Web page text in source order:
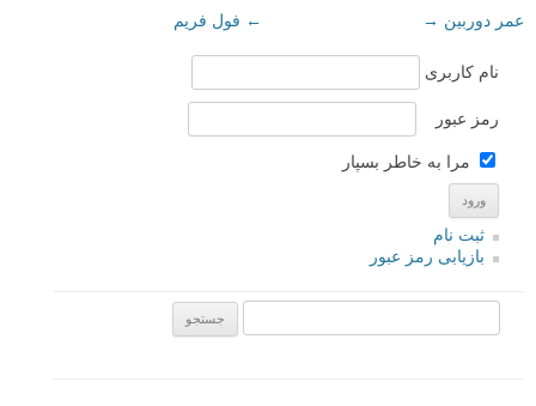
← فول فریم عمر دوربین →
نام کاربری
رمز عبور
مرا به خاطر بسپار
ثبت نام
بازیابی رمز عبور